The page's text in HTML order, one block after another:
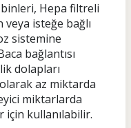
Hepa filtreli
isteğe bağlı
sistemine
bağlantısı
dolapları
az miktarda
miktarlarda
kullanılabilir.